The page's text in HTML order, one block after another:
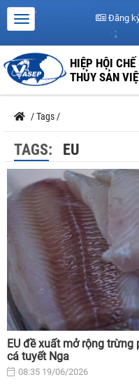
Đăng
HIỆP HỘI
THỦY SẢN
/Tags /
TAGS: EU
EU đề xuất mở rộng trừng
cá tuyết Nga
08:35 19/06/2026